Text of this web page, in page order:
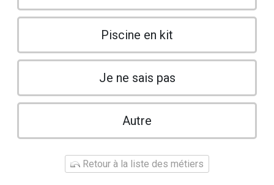
Piscine en kit
Je ne sais pas
Autre
Retour à la liste des métiers